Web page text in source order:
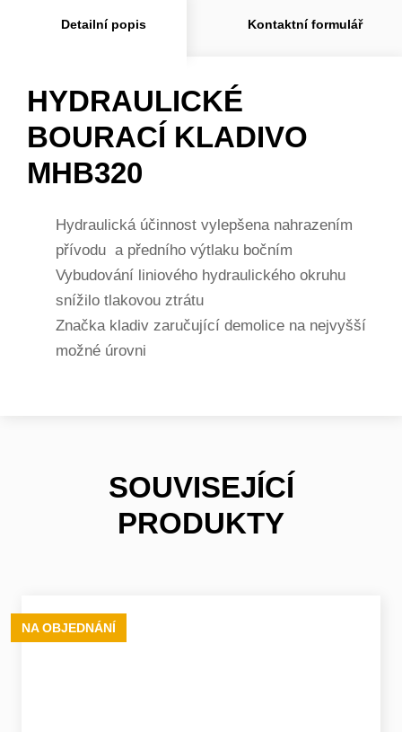
Detailní popis Kontaktní formulář
HYDRAULICKÉ
BOURACÍ KLADIVO
MHB320
Hydraulická účinnost vylepšena nahrazením
přívodu a předního výtlaku bočním
Vybudování liniového hydraulického okruhu
snížilo tlakovou ztrátu
Značka kladiv zaručující demolice na nejvyšší
možné úrovni
SOUVISEJÍCÍ
PRODUKTY
NA OBJEDNÁNÍ